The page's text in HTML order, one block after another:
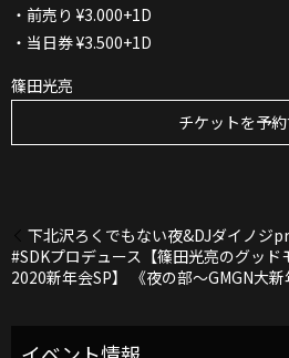
・前売り ¥3.000+1D
・当日券 ¥3.500+1D
篠田光亮
チケットを予
下北沢ろくでもない夜&DJダイノジ
#SDKプロデュース【篠田光亮のグッド
2020新年会SP】 《夜の部～GMGN大新